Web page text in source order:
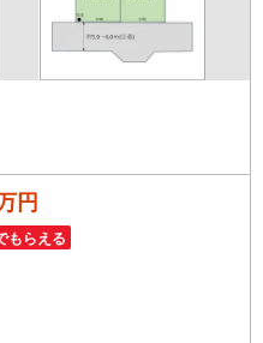
円
もらえる